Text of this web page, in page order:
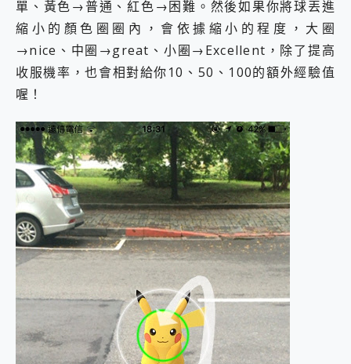
EaseUS Vocal Remover 免費線上去聲器一鍵去除人聲 人聲 音樂分離 2024 消除人聲推薦
3 個超值 MHN 飛人工具分享~~ iToolab AnyGo 魔物獵人 Now飛人 ios教學 不出門也可以到處走
Locawhere AnyTo 寶可夢飛人 AnyTo 不出門也可以飛遍全世界
小體積 40000mAh 超大容量 一次充5個設備 充好充滿 CUKTECH 酷態科 300W 微型充電站 開箱 評測
97.3% 恢復率，資料救援就是這麼簡單 EaseUS Data Recovery Wizard Free 18.0.0 業界最好的資料救援軟體
Xiaomi 14 Ultra 開箱 評測~ 有深度的 Leica 影像旗艦手機! 加碼小旗艦 Xiaomi 14 開箱 評測
vivo TWS 3e 真無線藍牙耳機智慧降噪升級、音質明亮溫潤，並支援雙設備連接~
MSI Claw 掌機專屬配件包 來囉 完美保護 MSI Claw A1M-026TW 電競掌機
人像旗艦 vivo V30 系列 開箱 評測! 首搭蔡司光學鏡頭、攝影棚級柔光環、拍攝功能最好玩的美拍神機 vivo V30 Pro
多個願望一次滿足 超強散熱 微星 MSI Claw A1M-026TW 電競掌機 開箱 評測
一吸完美對位 擁有超強吸力與超好用的隱磁支架 O-ONE MAG 最會吸的行動電源 開箱 評測
OPPO 哈蘇 300mm 專業增距鏡實測：Find X9 Ultra 光學長焦隨手拍，紀錄生活就是這麼簡單
Motorola edge 70 pro 及 moto g37 power上市，登錄在送飛利浦氣炸鍋
ASUS Pad 全面應援 Me Time，加碼愛奇藝黃金雙周卡體驗，專案價最低 NT$0 起
單、黃色→普通、紅色→困難。然後如果你將球丟進
縮小的顏色圈圈內，會依據縮小的程度，大圈
→nice、中圈→great、小圈→Excellent，除了提高
收服機率，也會相對給你10、50、100的額外經驗值
喔！